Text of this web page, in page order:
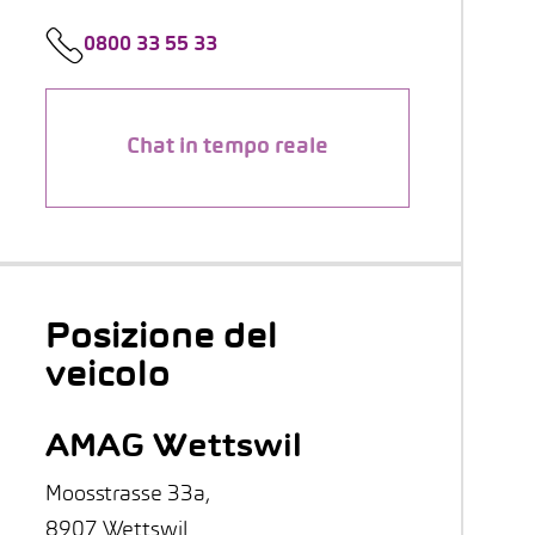
0800 33 55 33
Chat in tempo reale
Posizione del
veicolo
AMAG Wettswil
Moosstrasse 33a,
8907 Wettswil